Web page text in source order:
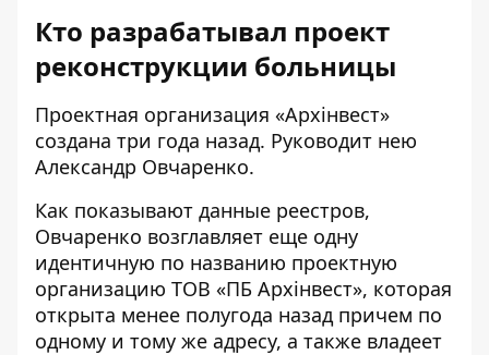
Кто разрабатывал проект
реконструкции больницы
Проектная организация «Архінвест»
создана три года назад. Руководит нею
Александр Овчаренко.
Как показывают данные реестров,
Овчаренко возглавляет еще одну
идентичную по названию проектную
организацию ТОВ «ПБ Архінвест», которая
открыта менее полугода назад причем по
одному и тому же адресу, а также владеет